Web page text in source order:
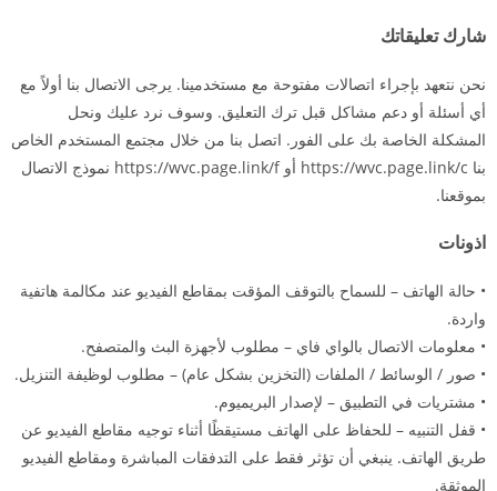
شارك تعليقاتك
نحن نتعهد بإجراء اتصالات مفتوحة مع مستخدمينا. يرجى الاتصال بنا أولاً مع
أي أسئلة أو دعم مشاكل قبل ترك التعليق. وسوف نرد عليك ونحل
المشكلة الخاصة بك على الفور. اتصل بنا من خلال مجتمع المستخدم الخاص
بنا https://wvc.page.link/c أو https://wvc.page.link/f نموذج الاتصال
بموقعنا.
اذونات
• حالة الهاتف – للسماح بالتوقف المؤقت بمقاطع الفيديو عند مكالمة هاتفية
واردة.
• معلومات الاتصال بالواي فاي – مطلوب لأجهزة البث والمتصفح.
• صور / الوسائط / الملفات (التخزين بشكل عام) – مطلوب لوظيفة التنزيل.
• مشتريات في التطبيق – لإصدار البريميوم.
• قفل التنبيه – للحفاظ على الهاتف مستيقظًا أثناء توجيه مقاطع الفيديو عن
طريق الهاتف. ينبغي أن تؤثر فقط على التدفقات المباشرة ومقاطع الفيديو
الموثقة.